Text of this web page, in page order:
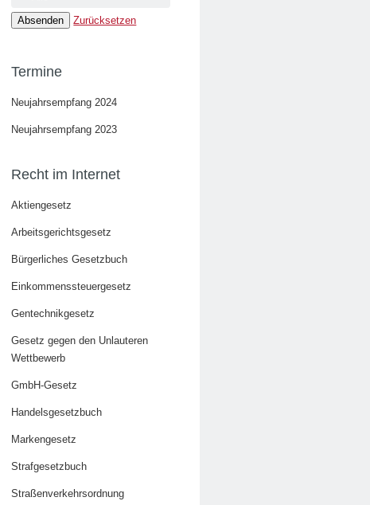
Zurücksetzen
Termine
Neujahrsempfang 2024
Neujahrsempfang 2023
Recht im Internet
Aktiengesetz
Arbeitsgerichtsgesetz
Bürgerliches Gesetzbuch
Einkommenssteuergesetz
Gentechnikgesetz
Gesetz gegen den Unlauteren
Wettbewerb
GmbH-Gesetz
Handelsgesetzbuch
Markengesetz
Strafgesetzbuch
Straßenverkehrsordnung